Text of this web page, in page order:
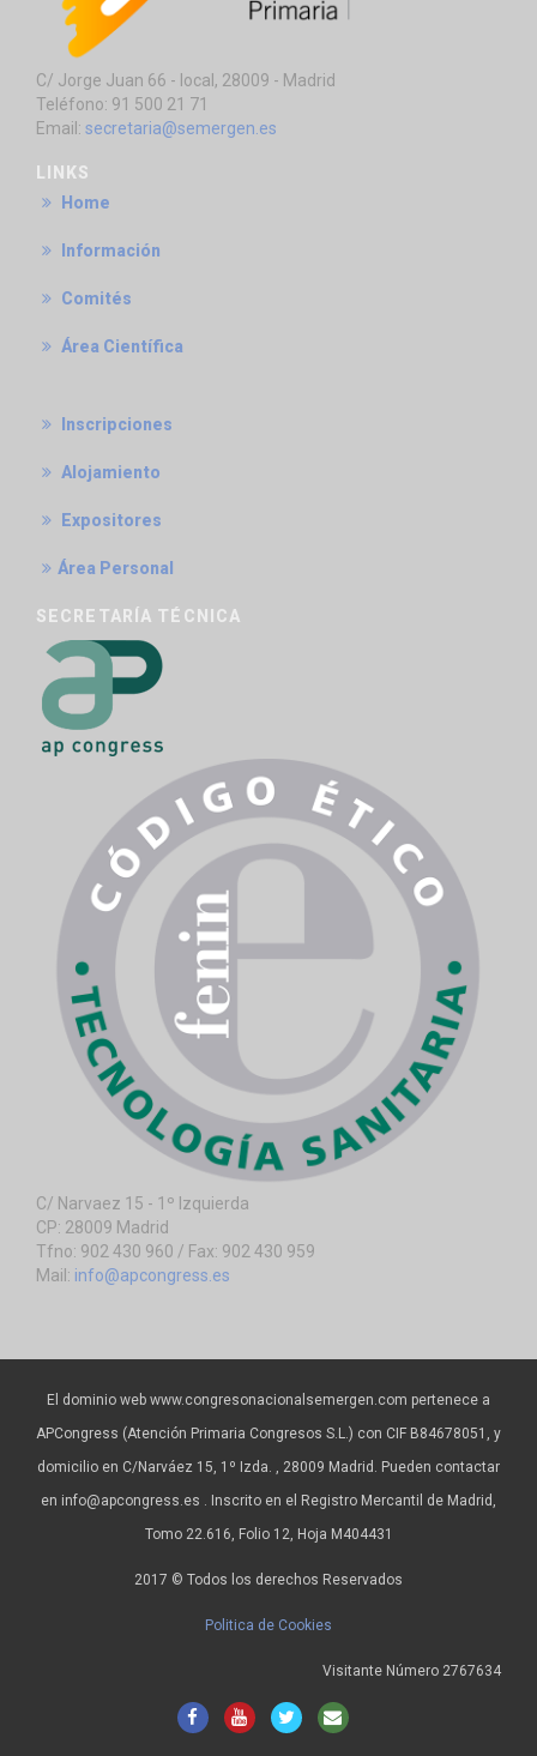
C/ Jorge Juan 66 - local, 28009 - Madrid
Teléfono: 91 500 21 71
Email: secretaria@semergen.es
LINKS
Home
Información
Comités
Área Científica
Inscripciones
Alojamiento
Expositores
Área Personal
SECRETARÍA TÉCNICA
C/ Narvaez 15 - 1º Izquierda
CP: 28009 Madrid
Tfno: 902 430 960 / Fax: 902 430 959
Mail: info@apcongress.es
El dominio web www.congresonacionalsemergen.com pertenece a
APCongress (Atención Primaria Congresos S.L.) con CIF B84678051, y
domicilio en C/Narváez 15, 1º Izda. , 28009 Madrid. Pueden contactar
en info@apcongress.es . Inscrito en el Registro Mercantil de Madrid,
Tomo 22.616, Folio 12, Hoja M404431
2017 © Todos los derechos Reservados
Politica de Cookies
Visitante Número 2767634